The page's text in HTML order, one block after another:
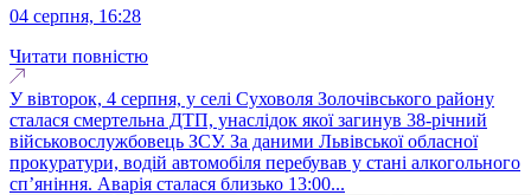
04 серпня, 16:28
Читати повністю
У вівторок, 4 серпня, у селі Суховоля Золочівського району
сталася смертельна ДТП, унаслідок якої загинув 38-річний
військовослужбовець ЗСУ. За даними Львівської обласної
прокуратури, водій автомобіля перебував у стані алкогольного
сп’яніння. Аварія сталася близько 13:00...